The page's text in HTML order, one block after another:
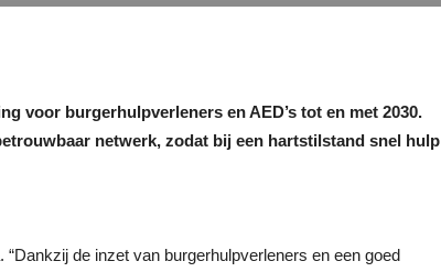
voor burgerhulpverleners en AED’s tot en met 2030.
netwerk, zodat bij een hartstilstand snel hulp
de inzet van burgerhulpverleners en een goed